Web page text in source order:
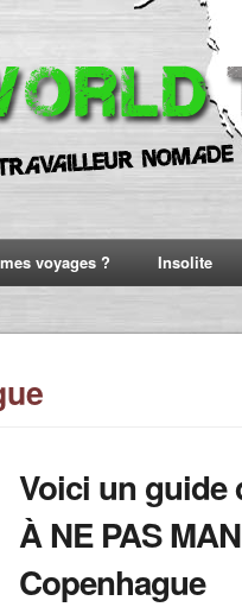
voyages ? Insolite
Voici un guide
À NE PAS
Copenhague